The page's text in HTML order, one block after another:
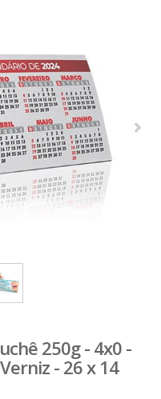
250g - 4x0 -
- 26 x 14